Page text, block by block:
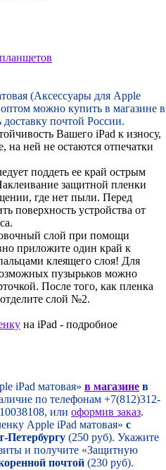
(Аксессуары для Apple
можно купить в магазине в
доставку почтой России.
Вашего iPad к износу,
на ней не остаются отпечатки
поддеть ее край острым
защитной пленки
где нет пыли. Перед
поверхность устройства от
слой при помощи
приложите один край к
клеящего слоя! Для
пузырьков можно
После того, как пленка
слой №2.
на iPad - подробное
iPad матовая» в магазине в
по телефонам +7(812)312-
или оформив заказ.
Apple iPad матовая» с
Петербургу (250 руб). Укажите
и получите «Защитную
почтой (230 руб).